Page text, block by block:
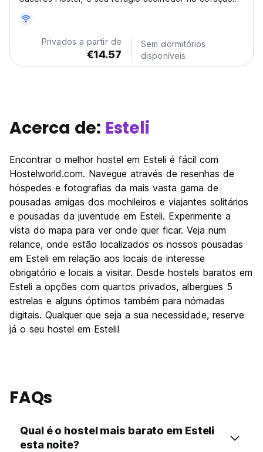
oferecemos uma experiência de hostel única, perfeita
para viajantes que procuram conexão e aventura.
Imagine-se...
Privados a partir de
€14.57
Sem dormitórios
disponíveis
Acerca de: Esteli
Encontrar o melhor hostel em Esteli é fácil com
Hostelworld.com. Navegue através de resenhas de
hóspedes e fotografias da mais vasta gama de
pousadas amigas dos mochileiros e viajantes solitários
e pousadas da juventude em Esteli. Experimente a
vista do mapa para ver onde quer ficar. Veja num
relance, onde estão localizados os nossos pousadas
em Esteli em relação aos locais de interesse
obrigatório e locais a visitar. Desde hostels baratos em
Esteli a opções com quartos privados, albergues 5
estrelas e alguns óptimos também para nómadas
digitais. Qualquer que seja a sua necessidade, reserve
já o seu hostel em Esteli!
FAQs
Qual é o hostel mais barato em Esteli
esta noite?